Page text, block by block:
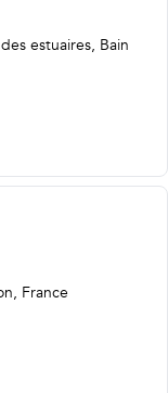
estuaires, Bain
France